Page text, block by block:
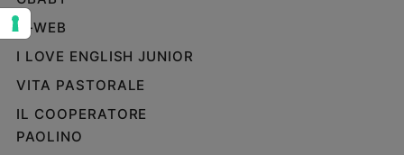
Diversità
e
inclusione
Costume
Cultura
e
G-WEB
I LOVE ENGLISH JUNIOR
VITA PASTORALE
IL COOPERATORE
PAOLINO